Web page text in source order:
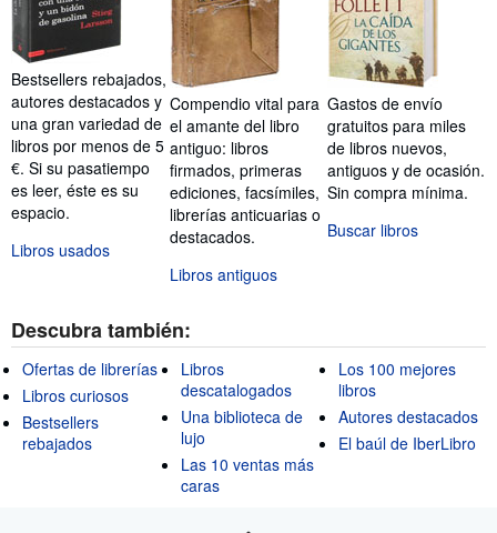
Bestsellers rebajados,
autores destacados y
una gran variedad de
libros por menos de 5
€. Si su pasatiempo
es leer, éste es su
espacio.
Libros usados
Compendio vital para
el amante del libro
antiguo: libros
firmados, primeras
ediciones, facsímiles,
librerías anticuarias o
destacados.
Libros antiguos
Gastos de envío
gratuitos para miles
de libros nuevos,
antiguos y de ocasión.
Sin compra mínima.
Buscar libros
Descubra también:
Ofertas de librerías
Libros curiosos
Bestsellers
rebajados
Libros
descatalogados
Una biblioteca de
lujo
Las 10 ventas más
caras
Los 100 mejores
libros
Autores destacados
El baúl de IberLibro